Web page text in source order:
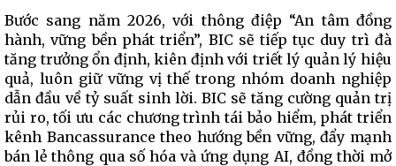
Bước sang năm 2026, với thông điệp “An tâm đồng
hành, vững bền phát triển”, BIC sẽ tiếp tục duy trì đà
tăng trưởng ổn định, kiên định với triết lý quản lý hiệu
quả, luôn giữ vững vị thế trong nhóm doanh nghiệp
dẫn đầu về tỷ suất sinh lời. BIC sẽ tăng cường quản trị
rủi ro, tối ưu các chương trình tái bảo hiểm, phát triển
kênh Bancassurance theo hướng bền vững, đẩy mạnh
bán lẻ thông qua số hóa và ứng dụng AI, đồng thời mở